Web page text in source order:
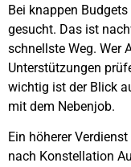
Bei knap­pen
gesucht. Das ist
schnells­te Weg. Wer
Unter­stüt­zun­gen
wich­tig ist der Blick
mit dem Neben­job.
Ein höhe­rer
nach Kon­stel­la­ti­on